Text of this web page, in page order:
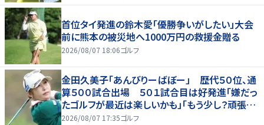
首位タイ発進の鈴木愛「優勝争いがしたい」大会
前に熊本の被災地へ1000万円の救援金贈る
2026/08/07 18:06ゴルフ
金田久美子「あんびりーばぼー」 歴代５０位、通
算５００試合出場 ５０１試合目は好発進「嫌だっ
たゴルフが最近は楽しいかも」「もう少し？頑張り
たいな」
2026/08/07 17:35ゴルフ